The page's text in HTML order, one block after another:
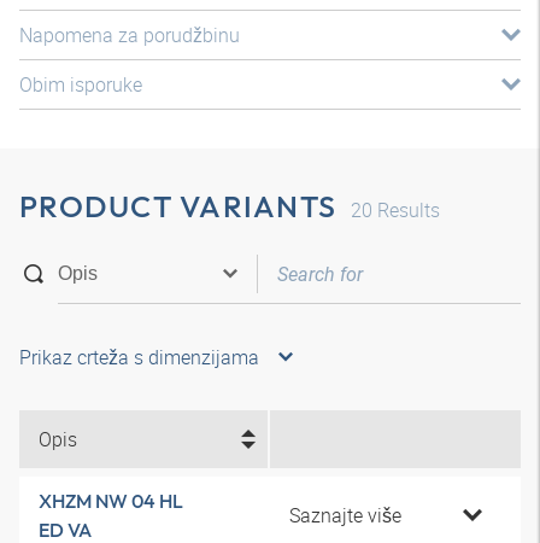
Napomena za porudžbinu
Obim isporuke
PRODUCT VARIANTS 20 Results
Prikaz crteža s dimenzijama
Opis
XHZM NW 04 HL
ED VA
Saznajte više